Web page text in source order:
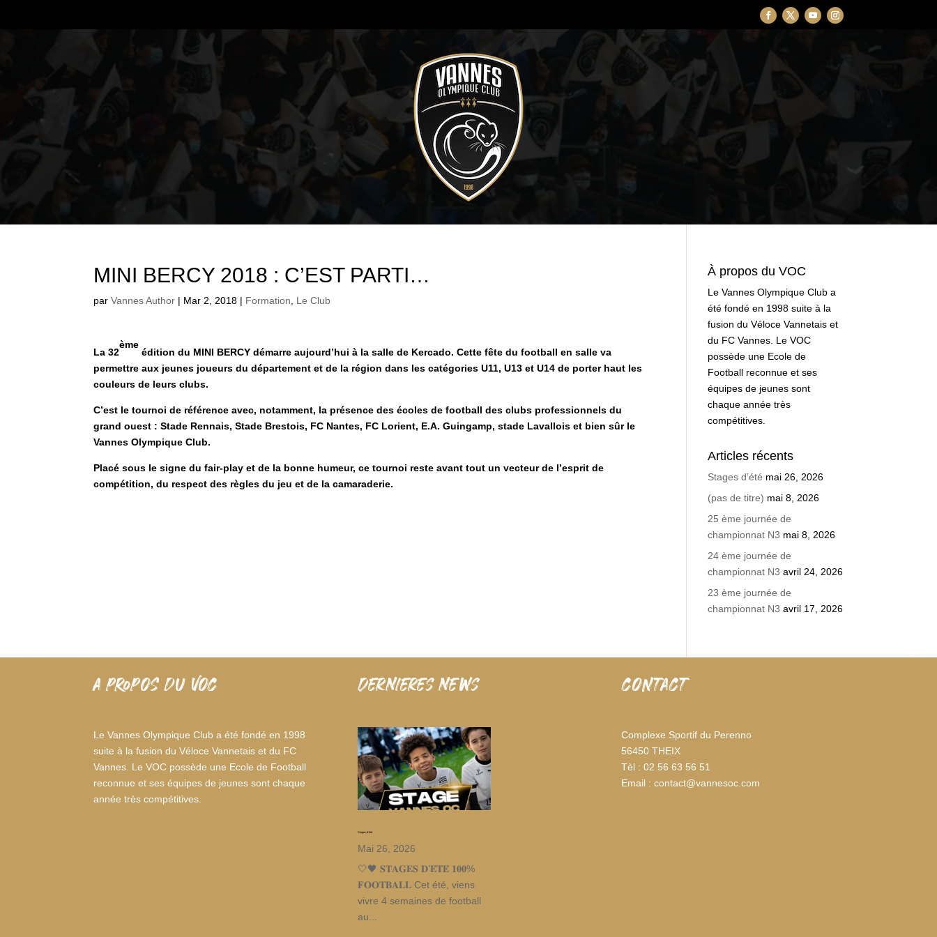
MINI BERCY 2018 : C’EST PARTI…
parVannes Author | Mar 2, 2018 | Formation, Le Club
La 32
ème
édition du MINI BERCY démarre aujourd’hui à la salle de Kercado. Cette fête du football en salle va
permettre aux jeunes joueurs du département et de la région dans les catégories U11, U13 et U14 de porter haut les
couleurs de leurs clubs.
C’est le tournoi de référence avec, notamment, la présence des écoles de football des clubs professionnels du
grand ouest : Stade Rennais, Stade Brestois, FC Nantes, FC Lorient, E.A. Guingamp, stade Lavallois et bien sûr le
Vannes Olympique Club.
Placé sous le signe du fair-play et de la bonne humeur, ce tournoi reste avant tout un vecteur de l’esprit de
compétition, du respect des règles du jeu et de la camaraderie.
À propos du VOC
Le Vannes Olympique Club a
été fondé en 1998 suite à la
fusion du Véloce Vannetais et
du FC Vannes. Le VOC
possède une Ecole de
Football reconnue et ses
équipes de jeunes sont
chaque année très
compétitives.
Articles récents
Stages d’été mai 26, 2026
(pas de titre) mai 8, 2026
25 ème journée de
championnat N3 mai 8, 2026
24 ème journée de
championnat N3 avril 24, 2026
23 ème journée de
championnat N3 avril 17, 2026
A PROPOS DU VOC
Le Vannes Olympique Club a été fondé en 1998
suite à la fusion du Véloce Vannetais et du FC
Vannes. Le VOC possède une Ecole de Football
reconnue et ses équipes de jeunes sont chaque
année très compétitives.
dernieres news
Stages d’été
Mai 26, 2026
🤍🖤 𝐒𝐓𝐀𝐆𝐄𝐒 𝐃’𝐄́𝐓𝐄́ 𝟏𝟎𝟎%
𝐅𝐎𝐎𝐓𝐁𝐀𝐋𝐋 Cet été, viens
vivre 4 semaines de football
au...
CONTACT
Complexe Sportif du Perenno
56450 THEIX
Tèl : 02 56 63 56 51
Email : contact@vannesoc.com